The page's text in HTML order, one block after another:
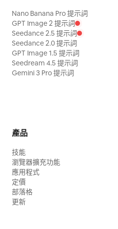
Nano Banana Pro 提示詞
GPT Image 2 提示詞
Seedance 2.5 提示詞
Seedance 2.0 提示詞
GPT Image 1.5 提示詞
Seedream 4.5 提示詞
Gemini 3 Pro 提示詞
產品
技能
瀏覽器擴充功能
應用程式
定價
部落格
更新